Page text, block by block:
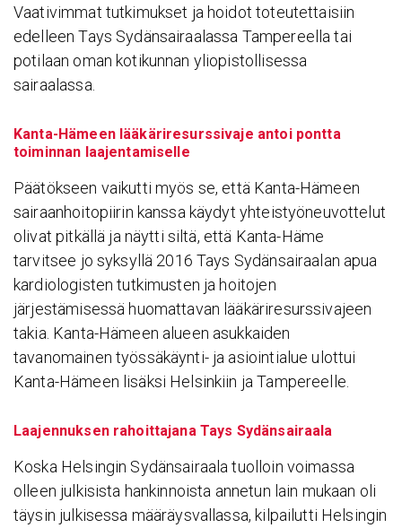
Vaativimmat tutkimukset ja hoidot toteutettaisiin
edelleen Tays Sydänsairaalassa Tampereella tai
potilaan oman kotikunnan yliopistollisessa
sairaalassa.
Kanta-Hämeen lääkäriresurssivaje antoi pontta
toiminnan laajentamiselle
Päätökseen vaikutti myös se, että Kanta-Hämeen
sairaanhoitopiirin kanssa käydyt yhteistyöneuvottelut
olivat pitkällä ja näytti siltä, että Kanta-Häme
tarvitsee jo syksyllä 2016 Tays Sydänsairaalan apua
kardiologisten tutkimusten ja hoitojen
järjestämisessä huomattavan lääkäriresurssivajeen
takia. Kanta-Hämeen alueen asukkaiden
tavanomainen työssäkäynti- ja asiointialue ulottui
Kanta-Hämeen lisäksi Helsinkiin ja Tampereelle.
Laajennuksen rahoittajana Tays Sydänsairaala
Koska Helsingin Sydänsairaala tuolloin voimassa
olleen julkisista hankinnoista annetun lain mukaan oli
täysin julkisessa määräysvallassa, kilpailutti Helsingin